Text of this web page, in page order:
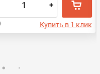
+
Купить в 1 клик